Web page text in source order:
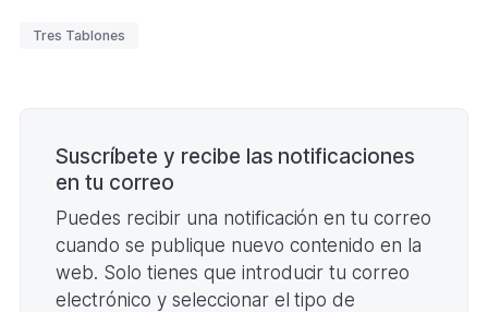
TABLONES
Tres Tablones
Suscríbete y recibe las notificaciones
en tu correo
Puedes recibir una notificación en tu correo
cuando se publique nuevo contenido en la
web. Solo tienes que introducir tu correo
electrónico y seleccionar el tipo de